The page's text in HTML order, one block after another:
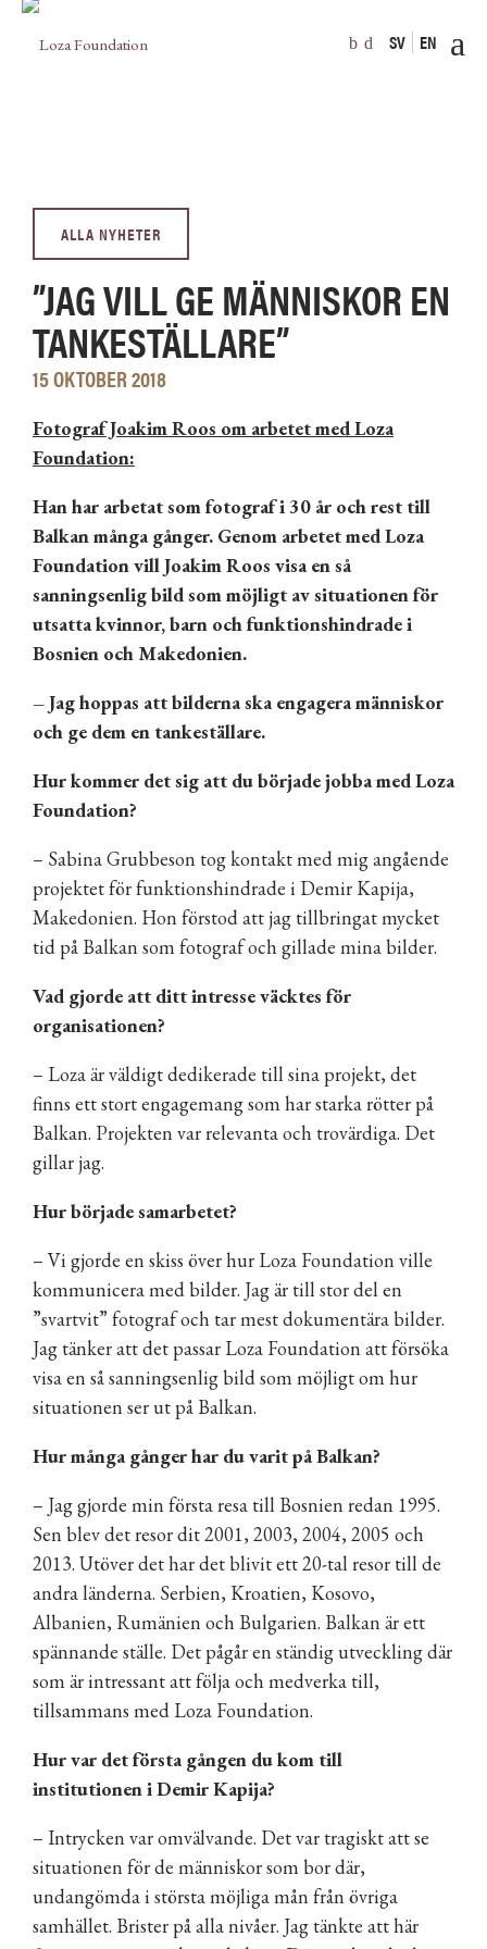
SV EN
ALLA NYHETER
”JAG VILL GE MÄNNISKOR EN
TANKESTÄLLARE”
15 OKTOBER 2018
Fotograf Joakim Roos om arbetet med Loza
Foundation:
Han har arbetat som fotograf i 30 år och rest till
Balkan många gånger. Genom arbetet med Loza
Foundation vill Joakim Roos visa en så
sanningsenlig bild som möjligt av situationen för
utsatta kvinnor, barn och funktionshindrade i
Bosnien och Makedonien.
– Jag hoppas att bilderna ska engagera människor
och ge dem en tankeställare.
Hur kommer det sig att du började jobba med Loza
Foundation?
– Sabina Grubbeson tog kontakt med mig angående
projektet för funktionshindrade i Demir Kapija,
Makedonien. Hon förstod att jag tillbringat mycket
tid på Balkan som fotograf och gillade mina bilder.
Vad gjorde att ditt intresse väcktes för
organisationen?
– Loza är väldigt dedikerade till sina projekt, det
finns ett stort engagemang som har starka rötter på
Balkan. Projekten var relevanta och trovärdiga. Det
gillar jag.
Hur började samarbetet?
– Vi gjorde en skiss över hur Loza Foundation ville
kommunicera med bilder. Jag är till stor del en
”svartvit” fotograf och tar mest dokumentära bilder.
Jag tänker att det passar Loza Foundation att försöka
visa en så sanningsenlig bild som möjligt om hur
situationen ser ut på Balkan.
Hur många gånger har du varit på Balkan?
– Jag gjorde min första resa till Bosnien redan 1995.
Sen blev det resor dit 2001, 2003, 2004, 2005 och
2013. Utöver det har det blivit ett 20-tal resor till de
andra länderna. Serbien, Kroatien, Kosovo,
Albanien, Rumänien och Bulgarien. Balkan är ett
spännande ställe. Det pågår en ständig utveckling där
som är intressant att följa och medverka till,
tillsammans med Loza Foundation.
Hur var det första gången du kom till
institutionen i Demir Kapija?
– Intrycken var omvälvande. Det var tragiskt att se
situationen för de människor som bor där,
undangömda i största möjliga mån från övriga
samhället. Brister på alla nivåer. Jag tänkte att här